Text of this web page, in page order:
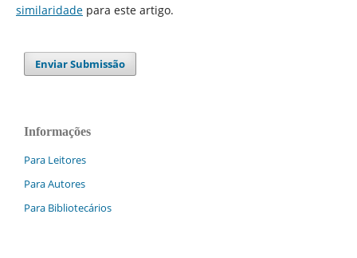
similaridadepara este artigo.
Enviar Submissão
Informações
Para Leitores
Para Autores
Para Bibliotecários